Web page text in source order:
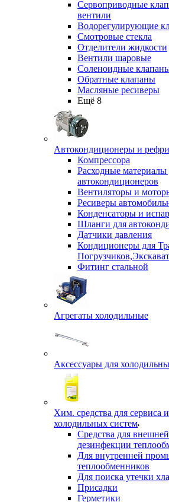
Сервоприводные
вентили
Водорегулирующие
Смотровые стекла
Отделители жидкости
Вентили шаровые
Соленоидные
Обратные клапаны
Масляные ресиверы
Ещё 8
Автокондиционеры и
Компрессора
Расходные материалы
автокондиционеров
Вентиляторы и
Ресиверы
Конденсаторы и
Шланги для
Датчики давления
Кондиционеры для
Фитинг стальной
Агрегаты холодильные
Аксессуары для
Хим. средства для сервиса
холодильных систем
Средства для
дезинфекции
Для внутренней
теплообменников
Для поиска утечки
Присадки
Герметики